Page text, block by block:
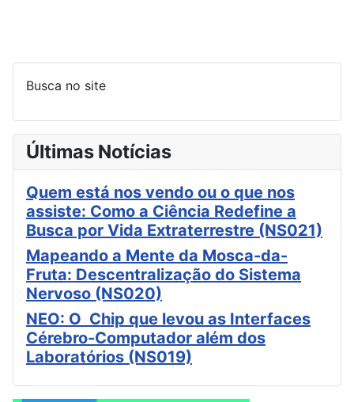
Busca no site
Últimas Notícias
Quem está nos vendo ou o que nos
assiste: Como a Ciência Redefine a
Busca por Vida Extraterrestre (NS021)
Mapeando a Mente da Mosca-da-
Fruta: Descentralização do Sistema
Nervoso (NS020)
NEO: O Chip que levou as Interfaces
Cérebro-Computador além dos
Laboratórios (NS019)